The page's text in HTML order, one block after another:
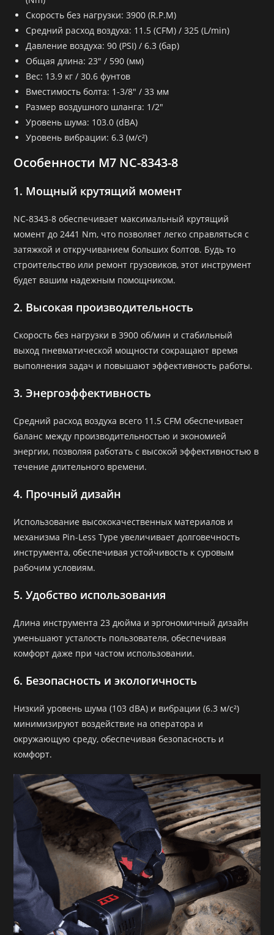
Скорость без нагрузки: 3900 (R.P.M)
Средний расход воздуха: 11.5 (CFM) / 325 (L/min)
Давление воздуха: 90 (PSI) / 6.3 (бар)
Общая длина: 23″ / 590 (мм)
Вес: 13.9 кг / 30.6 фунтов
Вместимость болта: 1-3/8″ / 33 мм
Размер воздушного шланга: 1/2″
Уровень шума: 103.0 (dBA)
Уровень вибрации: 6.3 (м/с²)
Особенности M7 NC-8343-8
1. Мощный крутящий момент
NC-8343-8 обеспечивает максимальный крутящий
момент до 2441 Nm, что позволяет легко справляться с
затяжкой и откручиванием больших болтов. Будь то
строительство или ремонт грузовиков, этот инструмент
будет вашим надежным помощником.
2. Высокая производительность
Скорость без нагрузки в 3900 об/мин и стабильный
выход пневматической мощности сокращают время
выполнения задач и повышают эффективность работы.
3. Энергоэффективность
Средний расход воздуха всего 11.5 CFM обеспечивает
баланс между производительностью и экономией
энергии, позволяя работать с высокой эффективностью в
течение длительного времени.
4. Прочный дизайн
Использование высококачественных материалов и
механизма Pin-Less Type увеличивает долговечность
инструмента, обеспечивая устойчивость к суровым
рабочим условиям.
5. Удобство использования
Длина инструмента 23 дюйма и эргономичный дизайн
уменьшают усталость пользователя, обеспечивая
комфорт даже при частом использовании.
6. Безопасность и экологичность
Низкий уровень шума (103 dBA) и вибрации (6.3 м/с²)
минимизируют воздействие на оператора и
окружающую среду, обеспечивая безопасность и
комфорт.